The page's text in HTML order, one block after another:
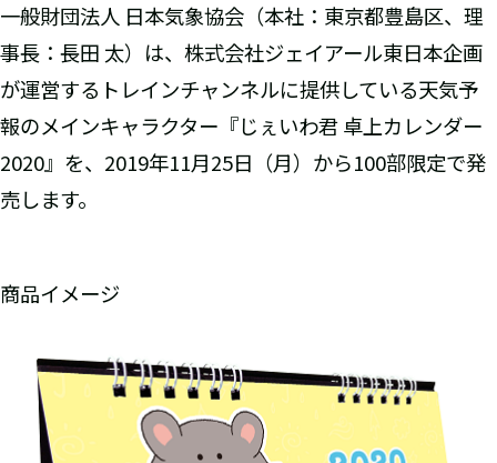
一般財団法人 日本気象協会（本社：東京都豊島区、理
事長：長田 太）は、株式会社ジェイアール東日本企画
が運営するトレインチャンネルに提供している天気予
報のメインキャラクター『じぇいわ君 卓上カレンダー
2020』を、2019年11月25日（月）から100部限定で発
売します。
商品イメージ